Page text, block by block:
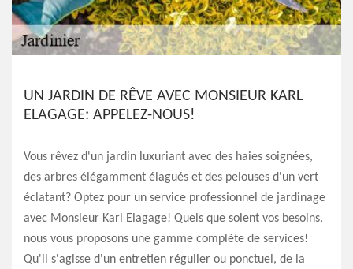
UN JARDIN DE RÊVE AVEC MONSIEUR KARL
ELAGAGE: APPELEZ-NOUS!
Vous rêvez d'un jardin luxuriant avec des haies soignées,
des arbres élégamment élagués et des pelouses d'un vert
éclatant? Optez pour un service professionnel de jardinage
avec Monsieur Karl Elagage! Quels que soient vos besoins,
nous vous proposons une gamme complète de services!
Qu'il s'agisse d'un entretien régulier ou ponctuel, de la